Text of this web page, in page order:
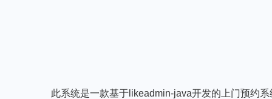
此系统是一款基于likeadmin-java开发的上门预约